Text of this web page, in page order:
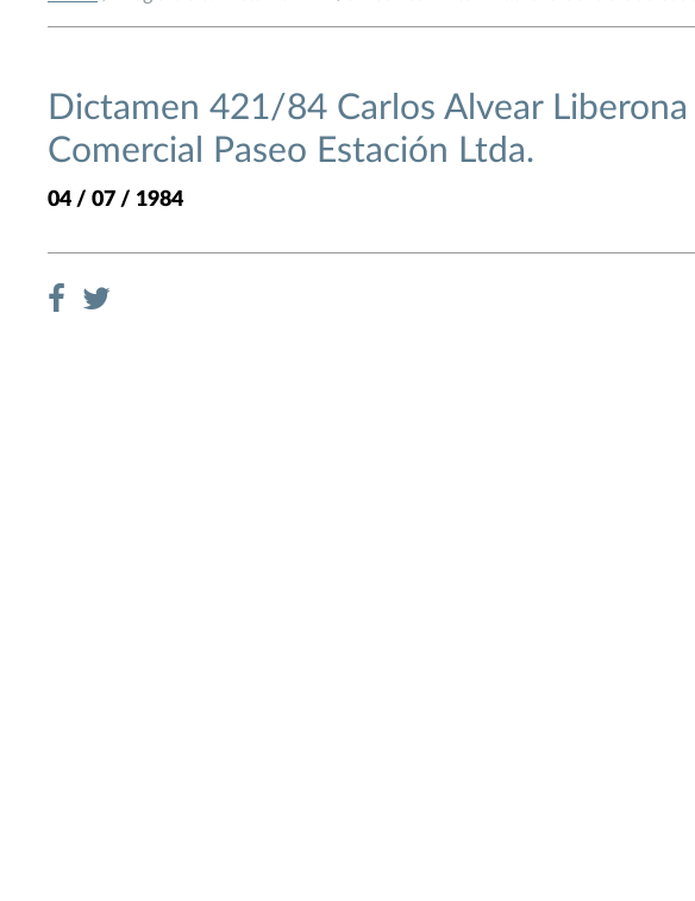
Dictamen 421/84 Carlos Alvear
Comercial Paseo Estación Ltda.
04 / 07 / 1984